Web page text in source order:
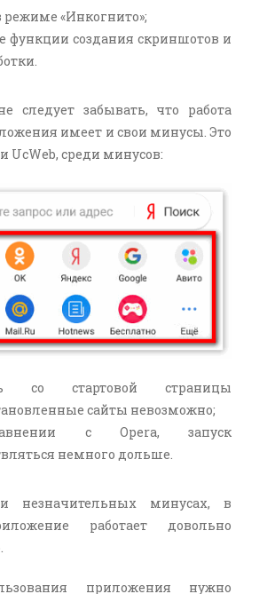
режиме «Инкогнито»;
функции создания скриншотов и
следует забывать, что работа
имеет и свои минусы. Это
UcWeb, среди минусов:
со стартовой страницы
сайты невозможно;
с Opera, запуск
немного дольше.
незначительных минусах, в
работает довольно
приложения нужно